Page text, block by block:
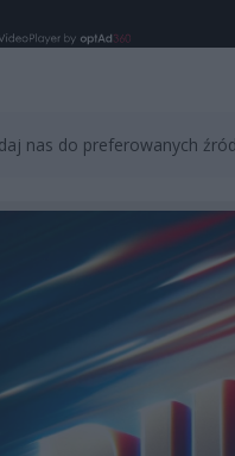
nas do preferowanych